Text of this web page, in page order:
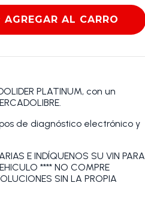
AGREGAR AL CARRO
PLATINUM, con un
de diagnóstico electrónico y
E INDÍQUENOS SU VIN PARA
**** NO COMPRE
SIN LA PROPIA